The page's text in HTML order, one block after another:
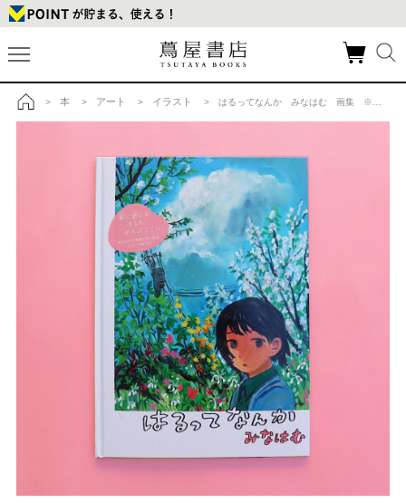
トップ
> 本 > アート > イラスト > はるってなんか みなはむ 画集 ※在庫がない場合はお取り寄せに2週間の商品詳細